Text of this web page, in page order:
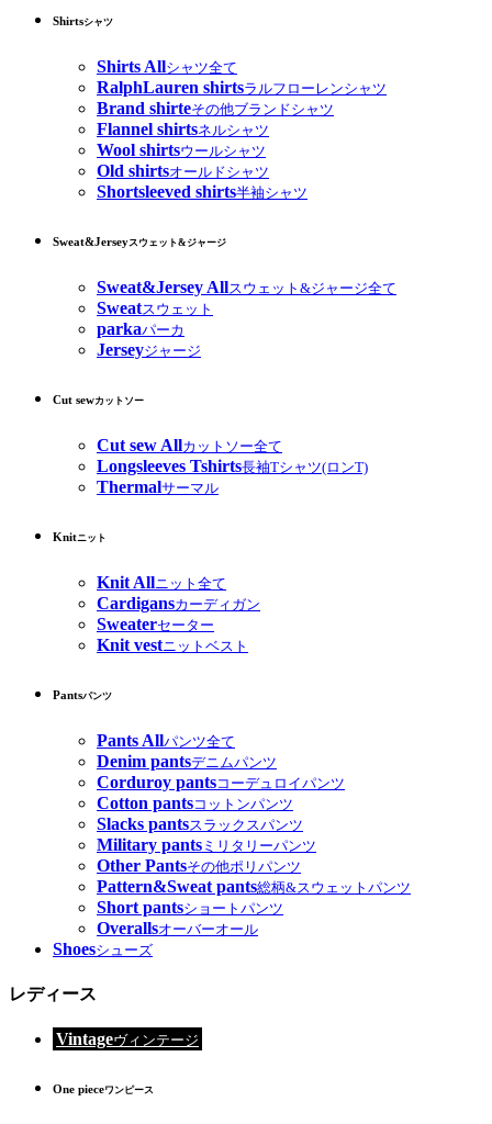
Shirtsシャツ
Shirts Allシャツ全て
RalphLauren shirtsラルフローレンシャツ
Brand shirteその他ブランドシャツ
Flannel shirtsネルシャツ
Wool shirtsウールシャツ
Old shirtsオールドシャツ
Shortsleeved shirts半袖シャツ
Sweat&Jerseyスウェット&ジャージ
Sweat&Jersey Allスウェット&ジャージ全て
Sweatスウェット
parkaパーカ
Jerseyジャージ
Cut sewカットソー
Cut sew Allカットソー全て
Longsleeves Tshirts長袖Tシャツ(ロンT)
Thermalサーマル
Knitニット
Knit Allニット全て
Cardigansカーディガン
Sweaterセーター
Knit vestニットベスト
Pantsパンツ
Pants Allパンツ全て
Denim pantsデニムパンツ
Corduroy pantsコーデュロイパンツ
Cotton pantsコットンパンツ
Slacks pantsスラックスパンツ
Military pants ミリタリーパンツ
Other Pantsその他ポリパンツ
Pattern&Sweat pants総柄&スウェットパンツ
Short pantsショートパンツ
Overallsオーバーオール
Shoesシューズ
レディース
Vintageヴィンテージ
One pieceワンピース